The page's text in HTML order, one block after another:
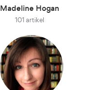
Madeline Hogan
101 artikel